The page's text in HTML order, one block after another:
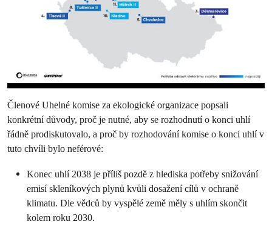
Členové Uhelné komise za ekologické organizace popsali
konkrétní důvody, proč je nutné, aby se rozhodnutí o konci uhlí
řádně prodiskutovalo, a proč by rozhodování komise o konci uhlí v
tuto chvíli bylo neférové:
Konec uhlí 2038 je příliš pozdě z hlediska potřeby snižování
emisí skleníkových plynů kvůli dosažení cílů v ochraně
klimatu. Dle vědců by vyspělé země měly s uhlím skončit
kolem roku 2030.